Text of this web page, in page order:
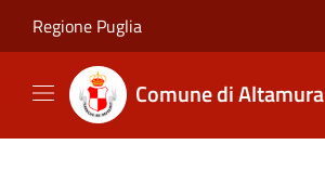
Regione Puglia
Comune di Altamura